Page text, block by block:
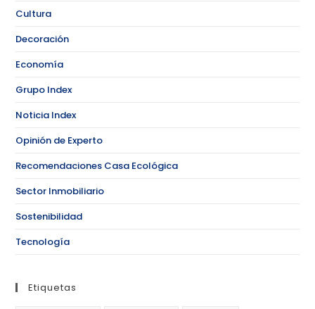
Cultura
Decoración
Economía
Grupo Index
Noticia Index
Opinión de Experto
Recomendaciones Casa Ecológica
Sector Inmobiliario
Sostenibilidad
Tecnología
Etiquetas